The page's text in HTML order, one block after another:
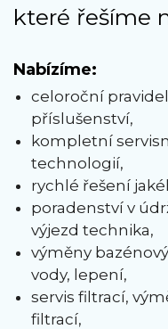
které řešíme
Nabízíme:
celoroční
příslušenství,
kompletní
technologií,
rychlé řešení
poradenství v
výjezd technika,
výměny
vody, lepení,
servis filtrací,
filtrací,